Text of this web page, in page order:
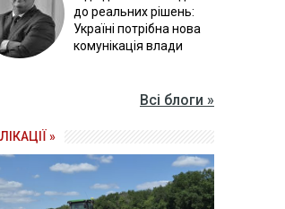
до реальних рішень:
Україні потрібна нова
комунікація влади
Всі блоги »
»